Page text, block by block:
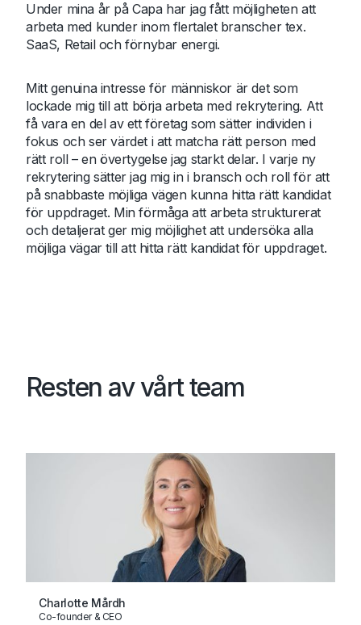
Under mina år på Capa har jag fått möjligheten att
arbeta med kunder inom flertalet branscher tex.
SaaS, Retail och förnybar energi.
Mitt genuina intresse för människor är det som
lockade mig till att börja arbeta med rekrytering. Att
få vara en del av ett företag som sätter individen i
fokus och ser värdet i att matcha rätt person med
rätt roll – en övertygelse jag starkt delar. I varje ny
rekrytering sätter jag mig in i bransch och roll för att
på snabbaste möjliga vägen kunna hitta rätt kandidat
för uppdraget. Min förmåga att arbeta strukturerat
och detaljerat ger mig möjlighet att undersöka alla
möjliga vägar till att hitta rätt kandidat för uppdraget.
Resten av vårt team
Charlotte Mårdh
Co-founder & CEO